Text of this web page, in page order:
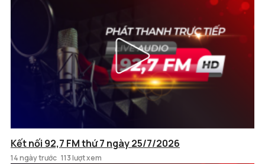
Kết nối 92,7 FM thứ 7 ngày 25/7/2026
14 ngày trước 113 lượt xem